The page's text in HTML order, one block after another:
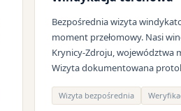
Bezpośrednia wizyta
moment przełomowy. Nasi
Krynicy-Zdroju, województwa
Wizyta dokumentowana
Wizyta bezpośrednia